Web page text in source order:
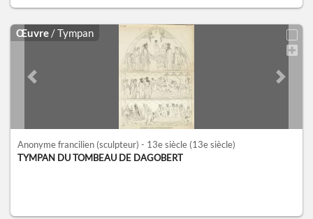
Œuvre / Tympan
Previous slide Next
Anonyme francilien (sculpteur) - 13e siècle (13e siècle)
TYMPAN DU TOMBEAU DE DAGOBERT